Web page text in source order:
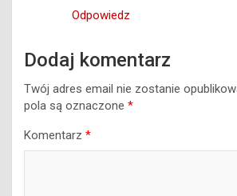
Odpowiedz
Dodaj komentarz
Twój adres email nie zostanie
pola są oznaczone *
Komentarz *